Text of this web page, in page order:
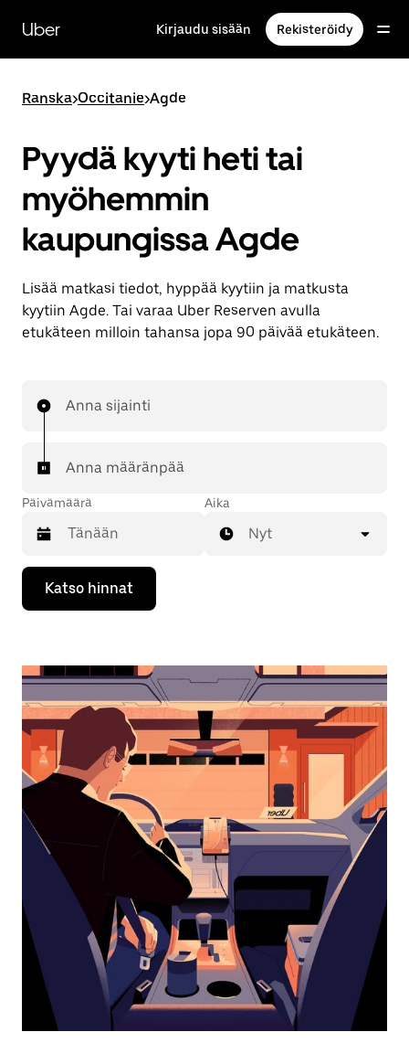
siirry
pääsisältöön
Uber Kirjaudu sisään Rekisteröidy
Ranska>Occitanie>Agde
Pyydä kyyti heti tai
myöhemmin
kaupungissa Agde
Lisää matkasi tiedot, hyppää kyytiin ja matkusta
kyytiin Agde. Tai varaa Uber Reserven avulla
etukäteen milloin tahansa jopa 90 päivää etukäteen.
Anna sijainti
Anna määränpää
Päivämäärä
Valitse
päivämäärä
kalenterissa
Sulje
Esc-
painikkeella.
Aika
Nyt
Katso hinnat